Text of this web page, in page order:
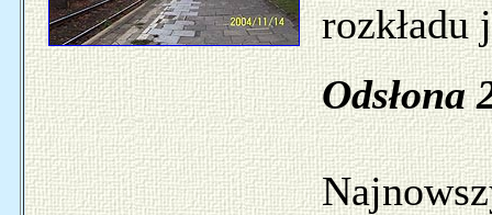
rozkładu
Odsłona